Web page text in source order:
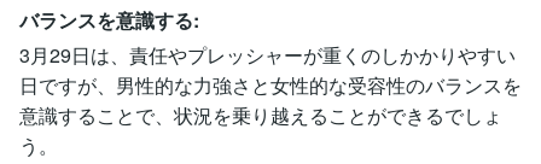
バランスを意識する:
3月29日は、責任やプレッシャーが重くのしかかりやすい
日ですが、男性的な力強さと女性的な受容性のバランスを
意識することで、状況を乗り越えることができるでしょ
う。